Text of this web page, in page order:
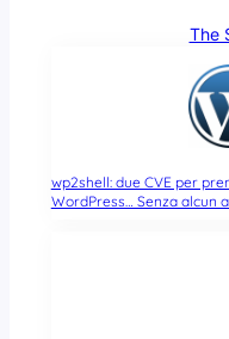
The
wp2shell: due CVE per
WordPress… Senza alcun